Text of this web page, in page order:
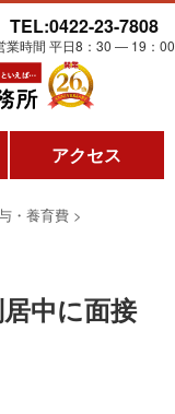
TEL:0422-23-7808
業時間 平日8：30 ― 19：00
アクセス
・養育費 >
居中に面接